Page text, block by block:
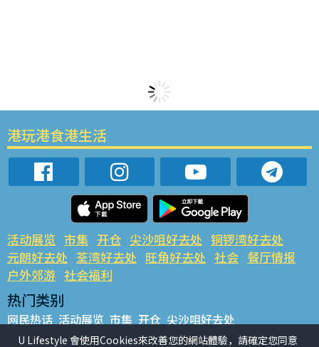
港玩港食港生活
活动展览 市集 开仓 尖沙咀好去处 铜锣湾好去处
元朗好去处 荃湾好去处 旺角好去处 社会 餐厅情报
户外郊游 社会福利
热门类别
网民热话 活动展览 市集 开仓 尖沙咀好去处
铜锣湾好去处 元朗好去处 荃湾好去处 旺角好去处 社会
U Lifestyle 會使用Cookies來改善您的網站體驗，請確定您同意